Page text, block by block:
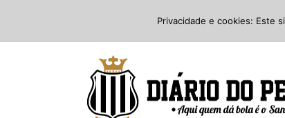
o
Facebook
Instagram
Privacidade e cookies: Este